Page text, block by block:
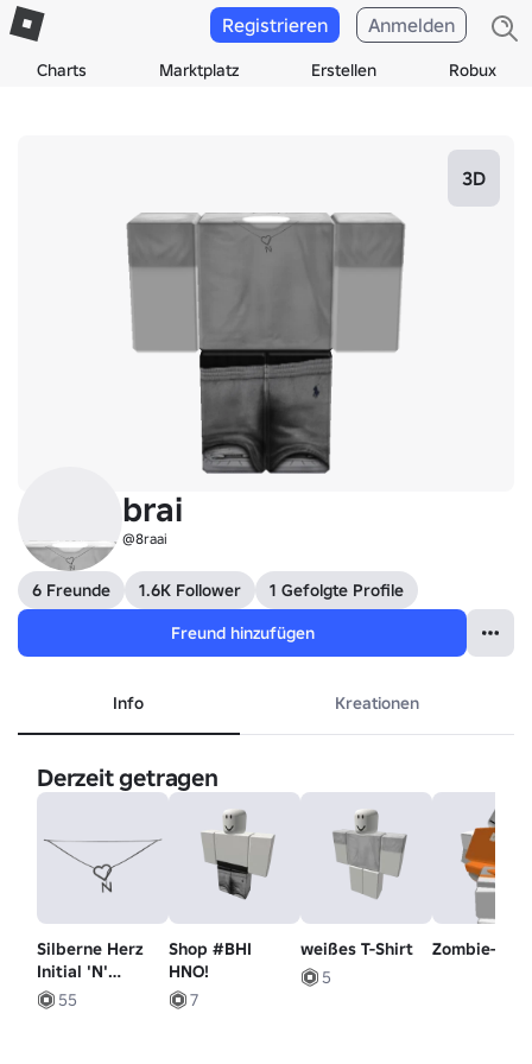
Charts Marktplatz Erstellen Robux
Registrieren Anmelden
3D
brai
@8raai
6 Freunde 1.6K Follower
1 Gefolgte Profile
Freund hinzufügen
Info Kreationen
Derzeit getragen
Silberne Herz
Initial 'N'
Halskette 1.0
55
Shop #BHI
HNO!
7
weißes T-Shirt
5
Zombie-